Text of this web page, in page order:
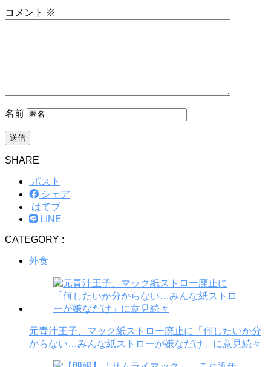
コメント ※
名前
SHARE
ポスト
シェア
はてブ
LINE
CATEGORY :
外食
元青汁王子、マック紙ストロー廃止に「何したいか分
からない…みんな紙ストローが嫌なだけ」に意見続々